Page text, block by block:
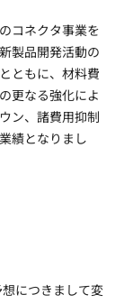
コネクタ事業を
製品開発活動の
ともに、材料費
更なる強化によ
ン、諸費用抑制
績となりまし
につきまして変